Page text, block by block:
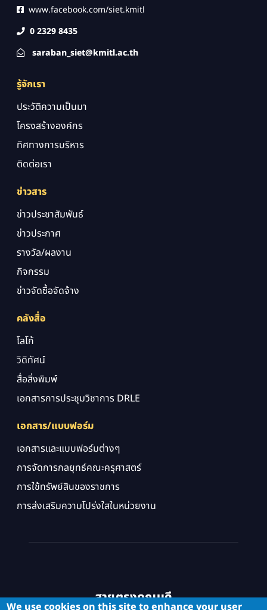
www.facebook.com/siet.kmitl
0 2329 8435
saraban_siet@kmitl.ac.th
รู้จักเรา
ประวัติความเป็นมา
โครงสร้างองค์กร
ทิศทางการบริหาร
ติดต่อเรา
ข่าวสาร
ข่าวประชาสัมพันธ์
ข่าวประกาศ
รางวัล/ผลงาน
กิจกรรม
ข่าวจัดซื้อจัดจ้าง
คลังสื่อ
โลโก้
วิดิทัศน์
สื่อสิ่งพิมพ์
เอกสารการประชุมวิชาการ DRLE
เอกสาร/แบบฟอร์ม
เอกสารและแบบฟอร์มต่างๆ
การจัดการกลยุทธ์คณะครุศาสตร์
การใช้ทรัพย์สินของราชการ
การส่งเสริมความโปร่งใสในหน่วยงาน
สายตรงคณบดี
We use cookies on this site to enhance your user